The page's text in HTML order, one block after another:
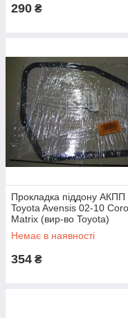
290 ₴
Прокладка піддону АКПП
Toyota Avensis 02-10
Matrix (вир-во Toyota)
3516812060 UA51
Немає в наявності
354 ₴